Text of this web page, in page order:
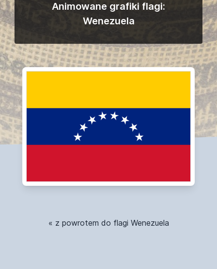
Animowane grafiki flagi:
Wenezuela
« z powrotem do flagi Wenezuela